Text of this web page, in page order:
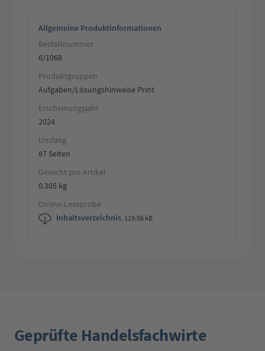
Allgemeine Produktinformationen
Bestellnummer
6/1068
Produktgruppen
Aufgaben/Lösungshinweise Print
Erscheinungsjahr
2024
Umfang
87 Seiten
Gewicht pro Artikel
0.305 kg
Online-Leseprobe
Inhaltsverzeichnis, 119.56 kB
Geprüfte Handelsfachwirte